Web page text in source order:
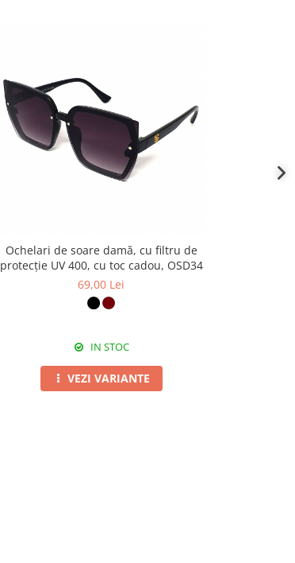
Ochelari de soare damă, cu filtru de
protecție UV 400, cu toc cadou, OSD34
69,00 Lei
IN STOC
VEZI VARIANTE